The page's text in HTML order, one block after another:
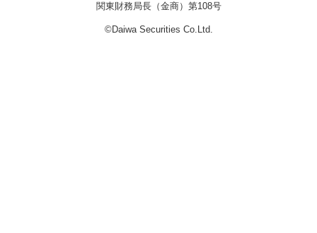
関東財務局長（金商）第108号
©Daiwa Securities Co.Ltd.